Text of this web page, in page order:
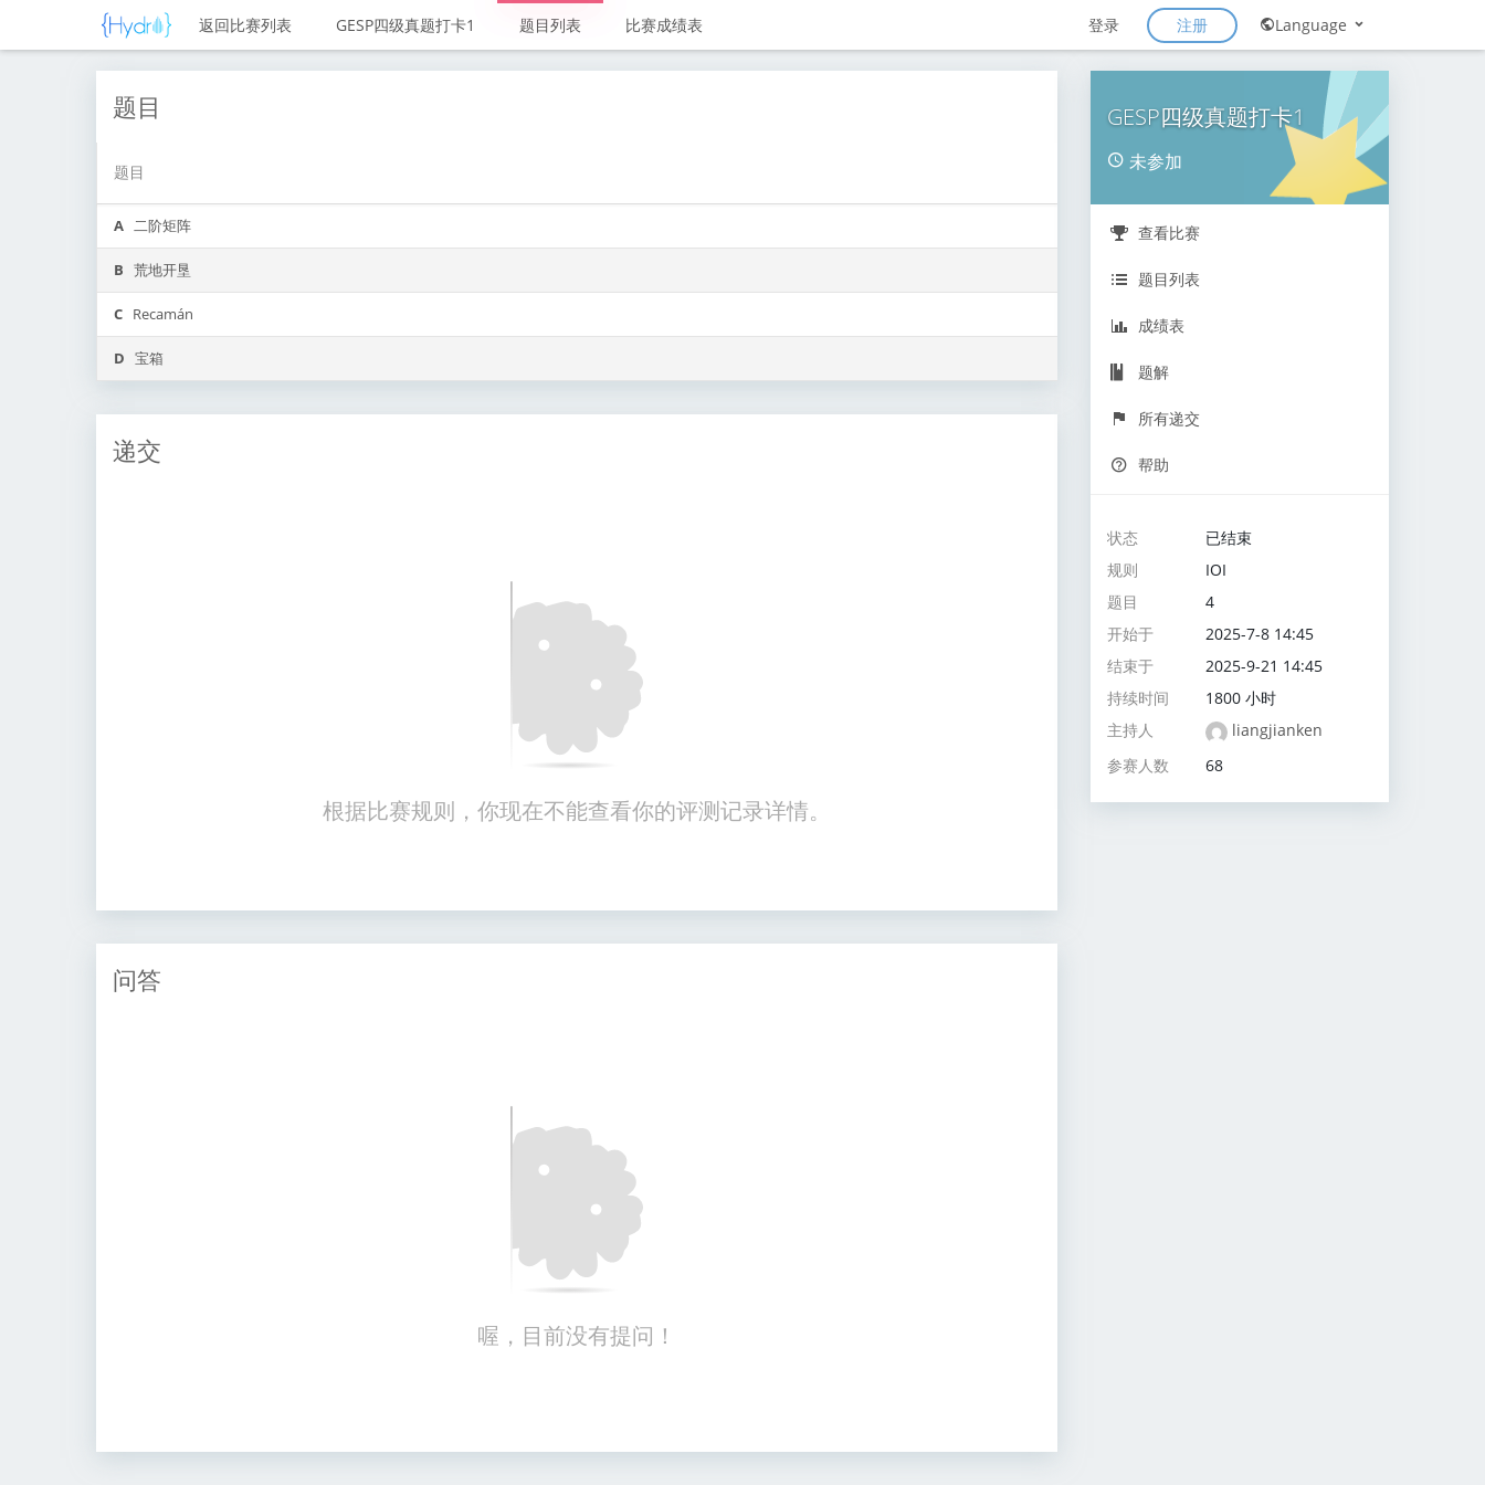
返回比赛列表 GESP四级真题打卡1 题目列表 比赛成绩表 登录 注册 Language
题目
题目
A 二阶矩阵
B 荒地开垦
C Recamán
D 宝箱
递交
根据比赛规则，你现在不能查看你的评测记录详情。
问答
喔，目前没有提问！
GESP四级真题打卡1
未参加
查看比赛
题目列表
成绩表
题解
所有递交
帮助
状态
已结束
规则
IOI
题目
4
开始于
2025-7-8 14:45
结束于
2025-9-21 14:45
持续时间
1800 小时
主持人
liangjianken
参赛人数
68